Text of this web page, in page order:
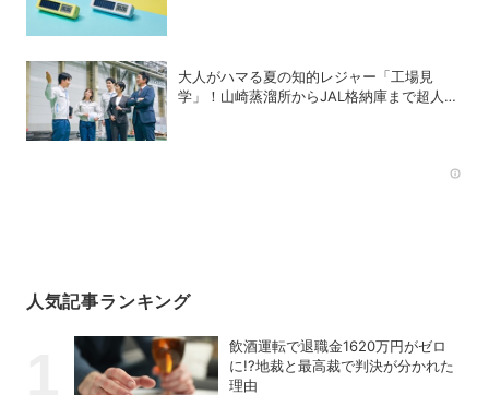
大人がハマる夏の知的レジャー「工場見
学」！山崎蒸溜所からJAL格納庫まで超人気
人気記事ランキング
飲酒運転で退職金1620万円がゼロ
に!?地裁と最高裁で判決が分かれた
理由